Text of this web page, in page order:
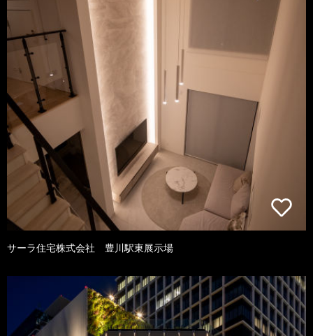
サーラ住宅株式会社 豊川駅東展示場